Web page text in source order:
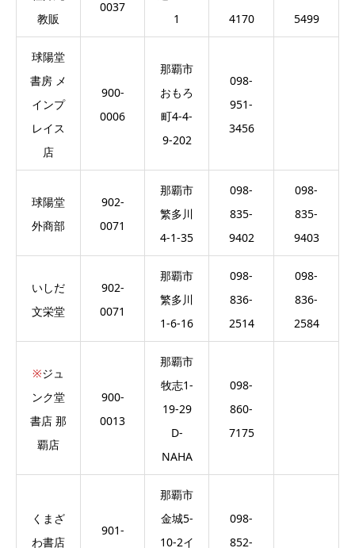
教販
0037
1
4170
5499
球陽堂
書房 メ
インプ
レイス
店
900-
0006
那覇市
おもろ
町4-4-
9-202
098-
951-
3456
球陽堂
外商部
902-
0071
那覇市
繁多川
4-1-35
098-
835-
9402
098-
835-
9403
いしだ
文栄堂
902-
0071
那覇市
繁多川
1-6-16
098-
836-
2514
098-
836-
2584
※ジュ
ンク堂
書店 那
覇店
900-
0013
那覇市
牧志1-
19-29
D-
NAHA
098-
860-
7175
くまざ
わ書店
901-
那覇市
金城5-
10-2イ
098-
852-